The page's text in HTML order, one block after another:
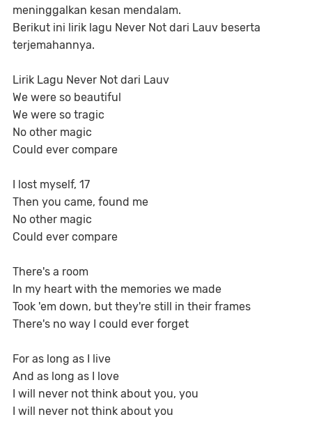
meninggalkan kesan mendalam.
Berikut ini lirik lagu Never Not dari Lauv beserta
terjemahannya.
Lirik Lagu Never Not dari Lauv
We were so beautiful
We were so tragic
No other magic
Could ever compare
I lost myself, 17
Then you came, found me
No other magic
Could ever compare
There's a room
In my heart with the memories we made
Took 'em down, but they're still in their frames
There's no way I could ever forget
For as long as I live
And as long as I love
I will never not think about you, you
I will never not think about you